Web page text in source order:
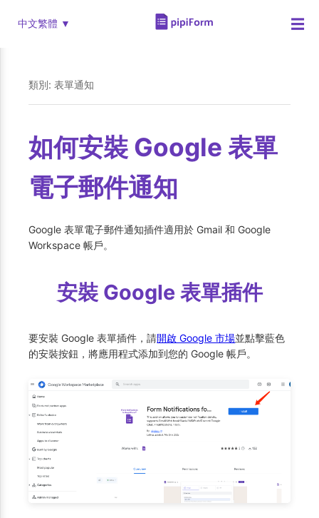
中文繁體 ▼ ☰
類別: 表單通知
如何安裝 Google 表單
電子郵件通知
Google 表單電子郵件通知插件適用於 Gmail 和 Google
Workspace 帳戶。
安裝 Google 表單插件
要安裝 Google 表單插件，請開啟 Google 市場並點擊藍色
的安裝按鈕，將應用程式添加到您的 Google 帳戶。